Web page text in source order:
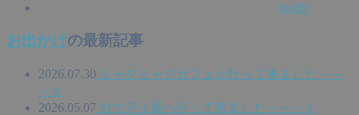
feedly
お出かけの最新記事
2026.07.30 ミャクミャクカフェ☆行って来ました～～
～♬
2026.05.07 ガウディ展へ行って来ました～～～♬